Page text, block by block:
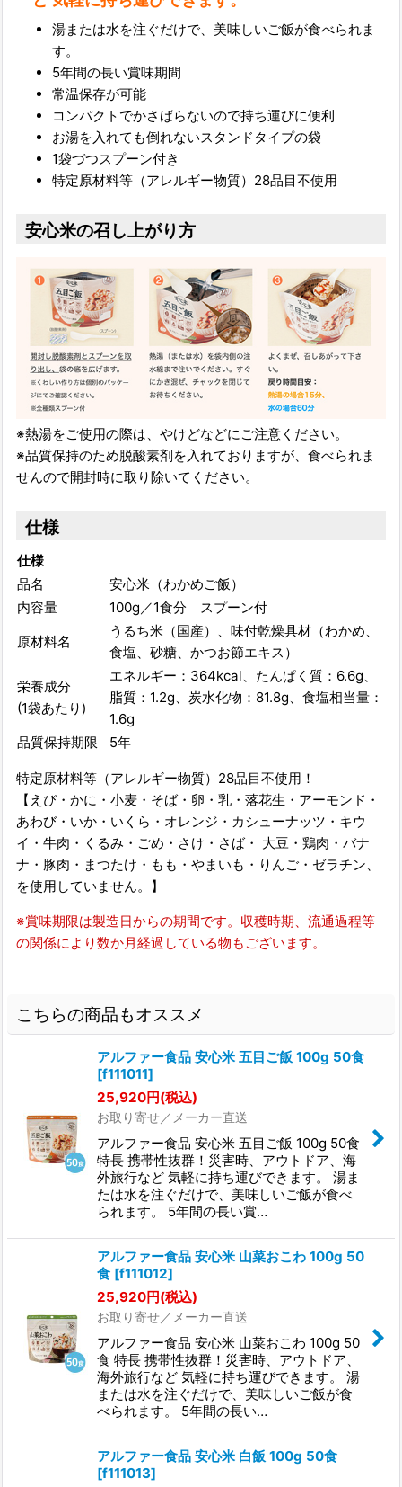
湯または水を注ぐだけで、美味しいご飯が食べられま
す。
5年間の長い賞味期間
常温保存が可能
コンパクトでかさばらないので持ち運びに便利
お湯を入れても倒れないスタンドタイプの袋
1袋づつスプーン付き
特定原材料等（アレルギー物質）28品目不使用
安心米の召し上がり方
※熱湯をご使用の際は、やけどなどにご注意ください。
※品質保持のため脱酸素剤を入れておりますが、食べられま
せんので開封時に取り除いてください。
仕様
仕様
品名
安心米（わかめご飯）
内容量
100g／1食分 スプーン付
原材料名
うるち米（国産）、味付乾燥具材（わかめ、
食塩、砂糖、かつお節エキス）
栄養成分
(1袋あたり)
エネルギー：364kcal、たんぱく質：6.6g、
脂質：1.2g、炭水化物：81.8g、食塩相当量：
1.6g
品質保持期限
5年
特定原材料等（アレルギー物質）28品目不使用！
【えび・かに・小麦・そば・卵・乳・落花生・アーモンド・
あわび・いか・いくら・オレンジ・カシューナッツ・キウ
イ・牛肉・くるみ・ごめ・さけ・さば・ 大豆・鶏肉・バナ
ナ・豚肉・まつたけ・もも・やまいも・りんご・ゼラチン、
を使用していません。】
※賞味期限は製造日からの期間です。収穫時期、流通過程等
の関係により数か月経過している物もございます。
こちらの商品もオススメ
アルファー食品 安心米 五目ご飯 100g 50食
[f111011]
25,920円(税込)
お取り寄せ／メーカー直送
アルファー食品 安心米 五目ご飯 100g 50食
特長 携帯性抜群！災害時、アウトドア、海
外旅行など 気軽に持ち運びできます。 湯ま
たは水を注ぐだけで、美味しいご飯が食べ
られます。 5年間の長い賞…
アルファー食品 安心米 山菜おこわ 100g 50
食 [f111012]
25,920円(税込)
お取り寄せ／メーカー直送
アルファー食品 安心米 山菜おこわ 100g 50
食 特長 携帯性抜群！災害時、アウトドア、
海外旅行など 気軽に持ち運びできます。 湯
または水を注ぐだけで、美味しいご飯が食
べられます。 5年間の長い…
アルファー食品 安心米 白飯 100g 50食
[f111013]